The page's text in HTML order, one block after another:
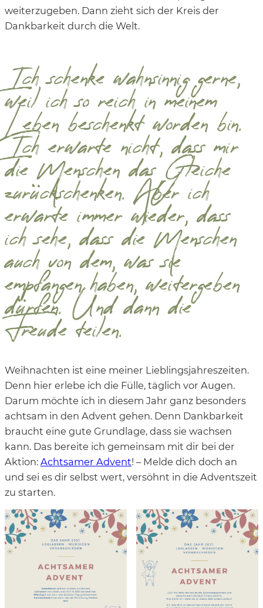
weiterzugeben. Dann zieht sich der Kreis der
Dankbarkeit durch die Welt.
Ich schenke wahnsinnig gerne,
weil ich so reich in meinem
Leben beschenkt worden bin.
Ich erwarte nicht, dass mir
die Menschen das Gleiche
zurückschenken. Aber ich
erwarte immer wieder, dass
ich sehe, dass die Menschen
auch von dem, was sie
empfangen haben, weitergeben
dürfen. Und dann die
Freude teilen.
Weihnachten ist eine meiner Lieblingsjahreszeiten.
Denn hier erlebe ich die Fülle, täglich vor Augen.
Darum möchte ich in diesem Jahr ganz besonders
achtsam in den Advent gehen. Denn Dankbarkeit
braucht eine gute Grundlage, dass sie wachsen
kann. Das bereite ich gemeinsam mit dir bei der
Aktion: Achtsamer Advent! – Melde dich doch an
und sei es dir selbst wert, versöhnt in die Adventszeit
zu starten.